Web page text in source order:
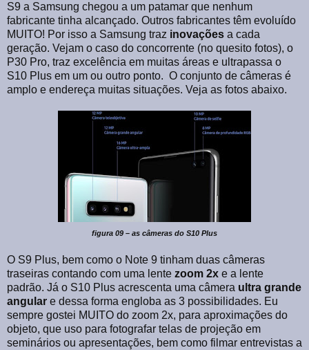
S9 a Samsung chegou a um patamar que nenhum
fabricante tinha alcançado. Outros fabricantes têm evoluído
MUITO! Por isso a Samsung traz inovações a cada
geração. Vejam o caso do concorrente (no quesito fotos), o
P30 Pro, traz excelência em muitas áreas e ultrapassa o
S10 Plus em um ou outro ponto. O conjunto de câmeras é
amplo e endereça muitas situações. Veja as fotos abaixo.
figura 09 – as câmeras do S10 Plus
O S9 Plus, bem como o Note 9 tinham duas câmeras
traseiras contando com uma lente zoom 2x e a lente
padrão. Já o S10 Plus acrescenta uma câmera ultra grande
angular e dessa forma engloba as 3 possibilidades. Eu
sempre gostei MUITO do zoom 2x, para aproximações do
objeto, que uso para fotografar telas de projeção em
seminários ou apresentações, bem como filmar entrevistas a